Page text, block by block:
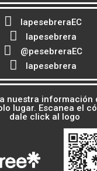
lapesebreraEC
lapesebrera
@pesebreraEC
lapesebrera
nuestra información
lugar. Escanea el
dale click al logo